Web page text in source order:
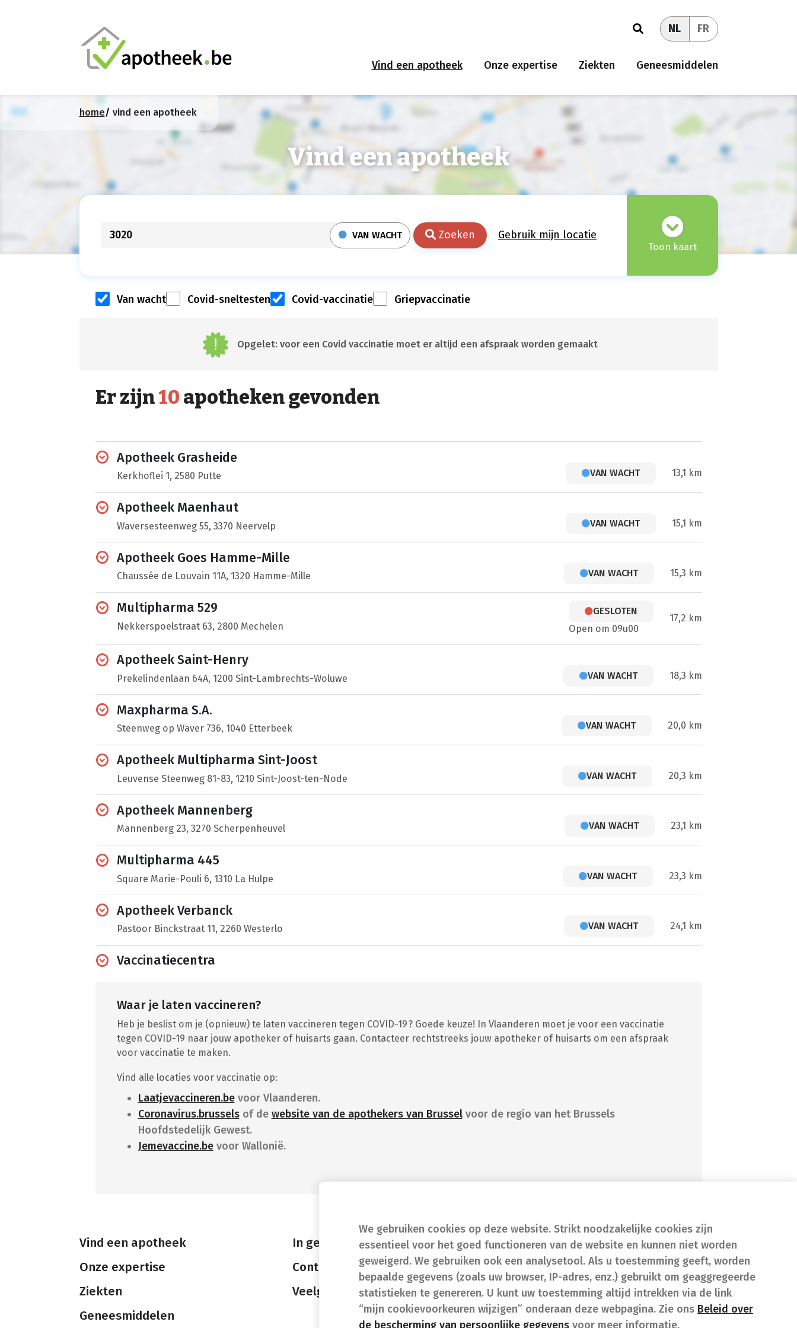
We gebruiken cookies op deze website. Strikt noodzakelijke cookies zijn
essentieel voor het goed functioneren van de website en kunnen niet worden
geweigerd. We gebruiken ook een analysetool. Als u toestemming geeft, worden
bepaalde gegevens (zoals uw browser, IP-adres, enz.) gebruikt om geaggregeerde
statistieken te genereren. U kunt uw toestemming altijd intrekken via de link
“mijn cookievoorkeuren wijzigen” onderaan deze webpagina. Zie ons Beleid over
de bescherming van persoonlijke gegevens voor meer informatie.
NL FR
Vind een apotheek Onze expertise Ziekten Geneesmiddelen
home vind een apotheek
Vind een apotheek
VAN WACHT Zoeken Gebruik mijn locatie
Toon kaart
Van wacht Covid-sneltesten Covid-vaccinatie Griepvaccinatie
Opgelet: voor een Covid vaccinatie moet er altijd een afspraak worden gemaakt
Er zijn10 apotheken gevonden
Apotheek Grasheide
Kerkhoflei 1, 2580 Putte VAN WACHT 13,1 km
Apotheek Maenhaut
Waversesteenweg 55, 3370 Neervelp VAN WACHT 15,1 km
Apotheek Goes Hamme-Mille
Chaussée de Louvain 11A, 1320 Hamme-Mille VAN WACHT 15,3 km
Multipharma 529
Nekkerspoelstraat 63, 2800 Mechelen
GESLOTEN
Open om 09u00
17,2 km
Apotheek Saint-Henry
Prekelindenlaan 64A, 1200 Sint-Lambrechts-Woluwe VAN WACHT 18,3 km
Maxpharma S.A.
Steenweg op Waver 736, 1040 Etterbeek VAN WACHT 20,0 km
Apotheek Multipharma Sint-Joost
Leuvense Steenweg 81-83, 1210 Sint-Joost-ten-Node VAN WACHT 20,3 km
Apotheek Mannenberg
Mannenberg 23, 3270 Scherpenheuvel VAN WACHT 23,1 km
Multipharma 445
Square Marie-Pouli 6, 1310 La Hulpe VAN WACHT 23,3 km
Apotheek Verbanck
Pastoor Binckstraat 11, 2260 Westerlo VAN WACHT 24,1 km
Vaccinatiecentra
Waar je laten vaccineren?
Heb je beslist om je (opnieuw) te laten vaccineren tegen COVID-19 ? Goede keuze! In Vlaanderen moet je voor een vaccinatie
tegen COVID-19 naar jouw apotheker of huisarts gaan. Contacteer rechtstreeks jouw apotheker of huisarts om een afspraak
voor vaccinatie te maken.
Vind alle locaties voor vaccinatie op:
Laatjevaccineren.bevoor Vlaanderen.
Coronavirus.brusselsof de website van de apothekers van Brusselvoor de regio van het Brussels
Hoofdstedelijk Gewest.
Jemevaccine.bevoor Wallonië.
Vind een apotheek
Onze expertise
Ziekten
Geneesmiddelen
In geval van nood
Contact
Veelgestelde vragen (FAQ)